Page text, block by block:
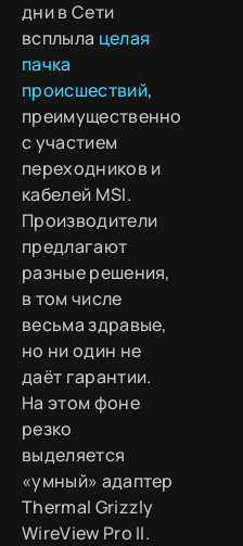
дни в Сети
всплыла целая
пачка
происшествий,
преимущественно
с участием
переходников и
кабелей MSI.
Производители
предлагают
разные решения,
в том числе
весьма здравые,
но ни один не
даёт гарантии.
На этом фоне
резко
выделяется
«умный» адаптер
Thermal Grizzly
WireView Pro II.